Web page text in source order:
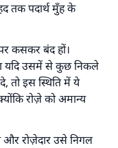
तक पदार्थ मुँह के
कसकर बंद हों।
यदि उसमें से कुछ निकले
तो इस स्थिति में ये
रोज़े को अमान्य
और रोज़ेदार उसे निगल